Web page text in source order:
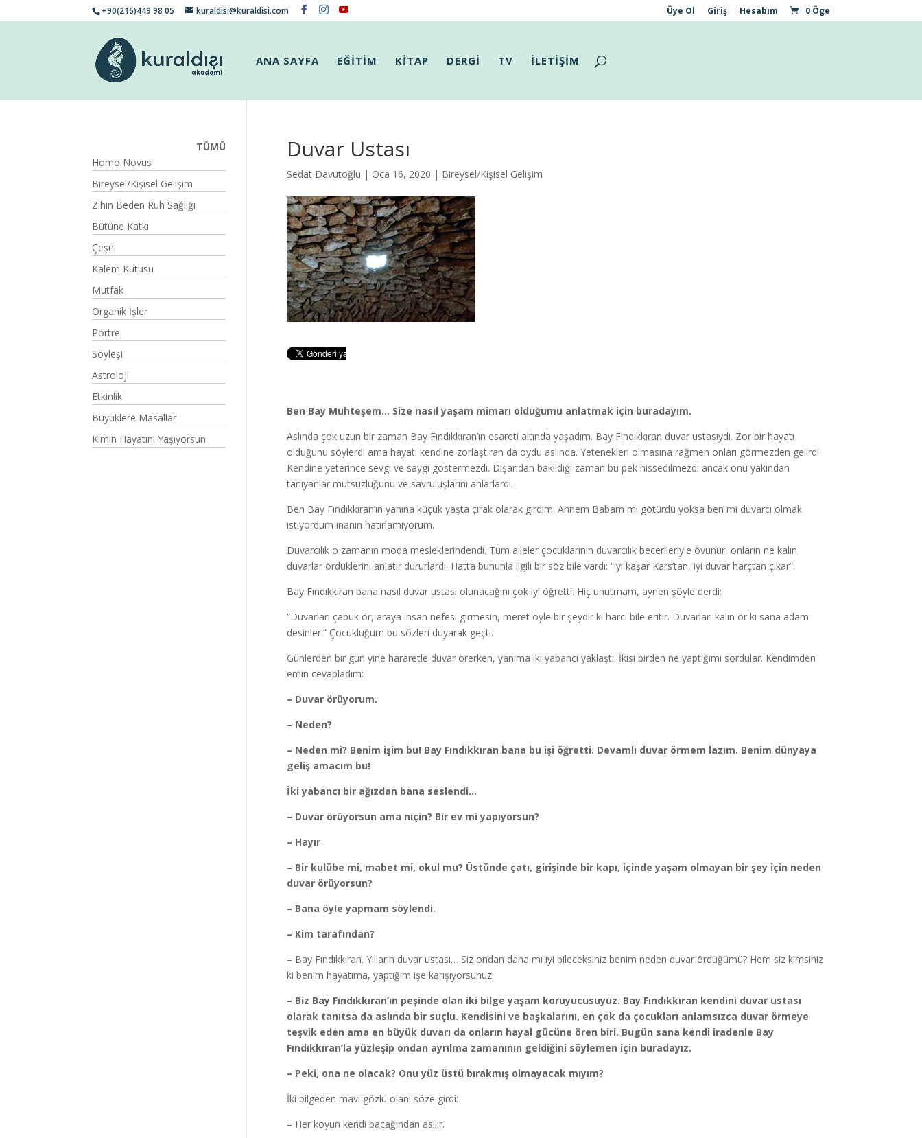
+90(216)449 98 05 kuraldisi@kuraldisi.com Üye Ol Giriş Hesabım 0 Öge
ANA SAYFA EĞİTİM KİTAP DERGİ TV İLETİŞİM
Duvar Ustası
Sedat Davutoğlu | Oca 16, 2020 | Bireysel/Kişisel Gelişim
Ben Bay Muhteşem… Size nasıl yaşam mimarı olduğumu anlatmak için buradayım.
Aslında çok uzun bir zaman Bay Fındıkkıran’ın esareti altında yaşadım. Bay Fındıkkıran duvar ustasıydı. Zor bir hayatı
olduğunu söylerdi ama hayatı kendine zorlaştıran da oydu aslında. Yetenekleri olmasına rağmen onları görmezden gelirdi.
Kendine yeterince sevgi ve saygı göstermezdi. Dışarıdan bakıldığı zaman bu pek hissedilmezdi ancak onu yakından
tanıyanlar mutsuzluğunu ve savruluşlarını anlarlardı.
Ben Bay Fındıkkıran’ın yanına küçük yaşta çırak olarak girdim. Annem Babam mı götürdü yoksa ben mi duvarcı olmak
istiyordum inanın hatırlamıyorum.
Duvarcılık o zamanın moda mesleklerindendi. Tüm aileler çocuklarının duvarcılık becerileriyle övünür, onların ne kalın
duvarlar ördüklerini anlatır dururlardı. Hatta bununla ilgili bir söz bile vardı: “iyi kaşar Kars’tan, iyi duvar harçtan çıkar”.
Bay Fındıkkıran bana nasıl duvar ustası olunacağını çok iyi öğretti. Hiç unutmam, aynen şöyle derdi:
“Duvarları çabuk ör, araya insan nefesi girmesin, meret öyle bir şeydir ki harcı bile eritir. Duvarları kalın ör ki sana adam
desinler.” Çocukluğum bu sözleri duyarak geçti.
Günlerden bir gün yine hararetle duvar örerken, yanıma iki yabancı yaklaştı. İkisi birden ne yaptığımı sordular. Kendimden
emin cevapladım:
– Duvar örüyorum.
– Neden?
– Neden mi? Benim işim bu! Bay Fındıkkıran bana bu işi öğretti. Devamlı duvar örmem lazım. Benim dünyaya
geliş amacım bu!
İki yabancı bir ağızdan bana seslendi…
– Duvar örüyorsun ama niçin? Bir ev mi yapıyorsun?
– Hayır
– Bir kulübe mi, mabet mi, okul mu? Üstünde çatı, girişinde bir kapı, içinde yaşam olmayan bir şey için neden
duvar örüyorsun?
– Bana öyle yapmam söylendi.
– Kim tarafından?
– Bay Fındıkkıran. Yılların duvar ustası… Siz ondan daha mı iyi bileceksiniz benim neden duvar ördüğümü? Hem siz kimsiniz
ki benim hayatıma, yaptığım işe karışıyorsunuz!
– Biz Bay Fındıkkıran’ın peşinde olan iki bilge yaşam koruyucusuyuz. Bay Fındıkkıran kendini duvar ustası
olarak tanıtsa da aslında bir suçlu. Kendisini ve başkalarını, en çok da çocukları anlamsızca duvar örmeye
teşvik eden ama en büyük duvarı da onların hayal gücüne ören biri. Bugün sana kendi iradenle Bay
Fındıkkıran’la yüzleşip ondan ayrılma zamanının geldiğini söylemen için buradayız.
– Peki, ona ne olacak? Onu yüz üstü bırakmış olmayacak mıyım?
İki bilgeden mavi gözlü olanı söze girdi:
– Her koyun kendi bacağından asılır.
TÜMÜ
Homo Novus
Bireysel/Kişisel Gelişim
Zihin Beden Ruh Sağlığı
Bütüne Katkı
Çeşni
Kalem Kutusu
Mutfak
Organik İşler
Portre
Söyleşi
Astroloji
Etkinlik
Büyüklere Masallar
Kimin Hayatını Yaşıyorsun